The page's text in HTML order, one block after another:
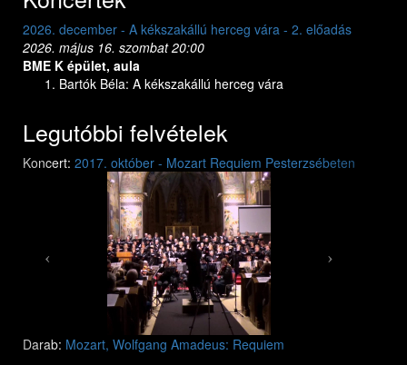
2026. december - A kékszakállú herceg vára - 1. előadás
2026. május 15. péntek 20:00
BME K épület, aula
Bartók Béla: A kékszakállú herceg vára
Legutóbbi felvételek
Koncert: 2017. október - Mozart Requiem Pesterzsébeten
Mozart: Requiem
Mozart: Requiem
Darab: Mozart, Wolfgang Amadeus: Requiem
Previous Next